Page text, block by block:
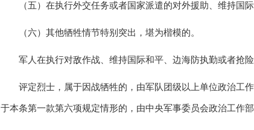
（五）在执行外交任务或者国家派遣的对外援助、维持国
（六）其他牺牲情节特别突出，堪为楷模的。
军人在执行对敌作战、维持国际和平、边海防执勤或者抢
评定烈士，属于因战牺牲的，由军队团级以上单位政治工
于本条第一款第六项规定情形的，由中央军事委员会政治工作部